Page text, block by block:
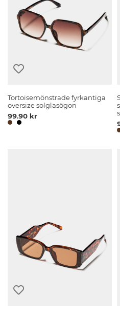
Tortoisemönstrade fyrkantiga
oversize solglasögon
99.90 kr